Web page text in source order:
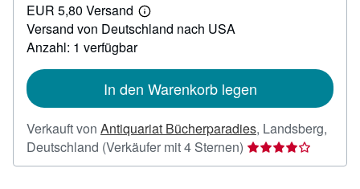
6,00
EUR 5,80 Versand
Weitere
Informationen
Versand von Deutschland nach USA
Anzahl: 1 verfügbar
In den Warenkorb legen
Verkauft von Antiquariat Bücherparadies, Landsberg,
Deutschland (Verkäufer mit 4 Sternen) Verkäuferbewertung
4